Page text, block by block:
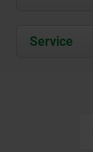
Contact
Service